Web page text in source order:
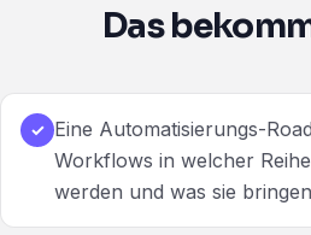
Das
✓ Eine Automatisierungs-
Workflows in welcher
werden und was sie bringen